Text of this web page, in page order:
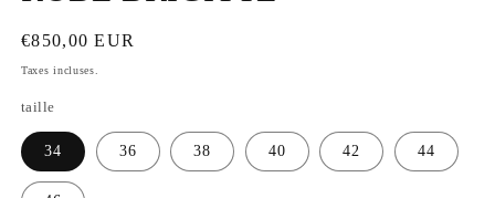
Prix
habituel
€850,00 EUR
Taxes incluses.
taille
34 36 38 40 42 44